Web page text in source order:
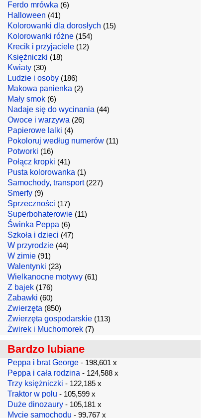
Ferdo mrówka (6)
Halloween (41)
Kolorowanki dla dorosłych (15)
Kolorowanki różne (154)
Krecik i przyjaciele (12)
Księżniczki (18)
Kwiaty (30)
Ludzie i osoby (186)
Makowa panienka (2)
Mały smok (6)
Nadaje się do wycinania (44)
Owoce i warzywa (26)
Papierowe lalki (4)
Pokoloruj według numerów (11)
Potworki (16)
Połącz kropki (41)
Pusta kolorowanka (1)
Samochody, transport(227)
Smerfy (9)
Sprzeczności (17)
Superbohaterowie (11)
Świnka Peppa (6)
Szkoła i dzieci (47)
W przyrodzie (44)
W zimie (91)
Walentynki (23)
Wielkanocne motywy (61)
Z bajek (176)
Zabawki (60)
Zwierzęta (850)
Zwierzęta gospodarskie (113)
Żwirek i Muchomorek (7)
Bardzo lubiane
Peppa i brat George - 198,601 x
Peppa i cała rodzina - 124,588 x
Trzy księżniczki - 122,185 x
Traktor w polu - 105,599 x
Duże dinozaury - 105,181 x
Mycie samochodu - 99,767 x